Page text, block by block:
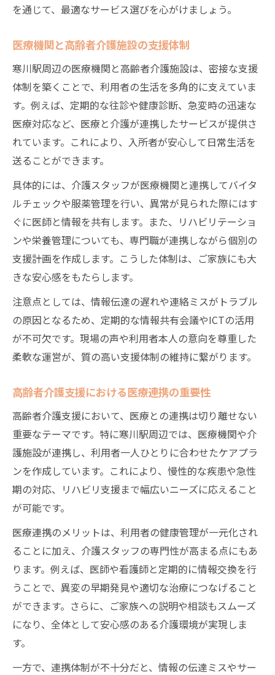
を通じて、最適なサービス選びを心がけましょう。
医療機関と高齢者介護施設の支援体制
寒川駅周辺の医療機関と高齢者介護施設は、密接な支援
体制を築くことで、利用者の生活を多角的に支えていま
す。例えば、定期的な往診や健康診断、急変時の迅速な
医療対応など、医療と介護が連携したサービスが提供さ
れています。これにより、入所者が安心して日常生活を
送ることができます。
具体的には、介護スタッフが医療機関と連携してバイタ
ルチェックや服薬管理を行い、異常が見られた際にはす
ぐに医師と情報を共有します。また、リハビリテーショ
ンや栄養管理についても、専門職が連携しながら個別の
支援計画を作成します。こうした体制は、ご家族にも大
きな安心感をもたらします。
注意点としては、情報伝達の遅れや連絡ミスがトラブル
の原因となるため、定期的な情報共有会議やICTの活用
が不可欠です。現場の声や利用者本人の意向を尊重した
柔軟な運営が、質の高い支援体制の維持に繋がります。
高齢者介護支援における医療連携の重要性
高齢者介護支援において、医療との連携は切り離せない
重要なテーマです。特に寒川駅周辺では、医療機関や介
護施設が連携し、利用者一人ひとりに合わせたケアプラ
ンを作成しています。これにより、慢性的な疾患や急性
期の対応、リハビリ支援まで幅広いニーズに応えること
が可能です。
医療連携のメリットは、利用者の健康管理が一元化され
ることに加え、介護スタッフの専門性が高まる点にもあ
ります。例えば、医師や看護師と定期的に情報交換を行
うことで、異変の早期発見や適切な治療につなげること
ができます。さらに、ご家族への説明や相談もスムーズ
になり、全体として安心感のある介護環境が実現しま
す。
一方で、連携体制が不十分だと、情報の伝達ミスやサー